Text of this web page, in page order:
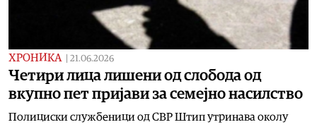
ХРОНИКА 21.06.2026
Четири лица лишени од слобода од
вкупно пет пријави за семејно насилство
Полициски службеници од СВР Штип утринава околу